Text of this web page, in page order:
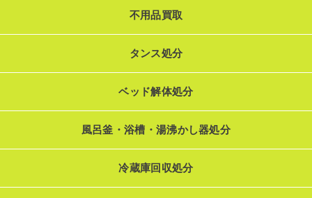
不用品買取
タンス処分
ベッド解体処分
風呂釜・浴槽・湯沸かし器処分
冷蔵庫回収処分